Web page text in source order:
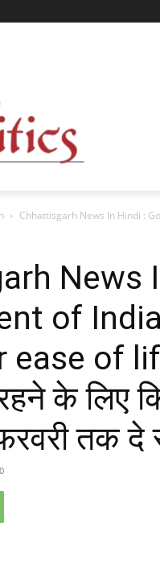
Chhattisgarh News In Hindi :
News
of
ease of
के लिए
तक